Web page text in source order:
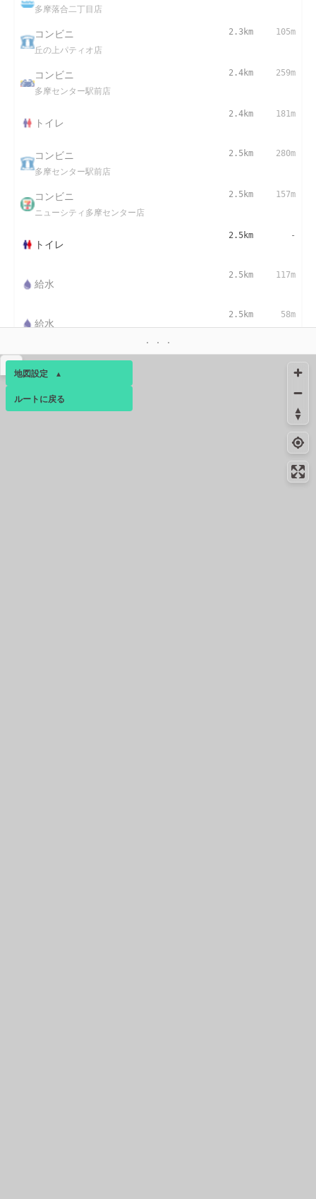
多摩落合二丁目店
コンビニ
丘の上パティオ店
2.3km 105m
コンビニ
多摩センター駅前店
2.4km 259m
トイレ
2.4km 181m
コンビニ
多摩センター駅前店
2.5km 280m
コンビニ
ニューシティ多摩センター店
2.5km 157m
トイレ
2.5km -
給水
2.5km 117m
給水
2.5km 58m
給水
2.5km 192m
絶景スポット
小山田のイチョウ並木
2703m
2383m
地図設定 ▴
ベース ▴
ルートに戻る